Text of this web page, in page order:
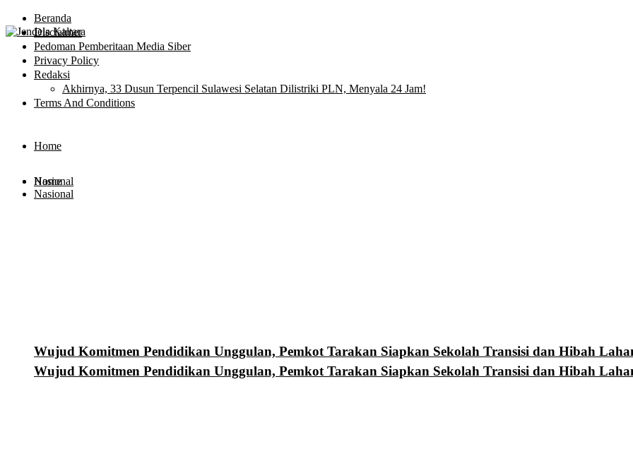
Beranda
Disclaimer
Pedoman Pemberitaan Media Siber
Privacy Policy
Redaksi
Akhirnya, 33 Dusun Terpencil Sulawesi Selatan Dilistriki PLN, Menyala 24 Jam!
Terms And Conditions
Home
Nasional
Wujud Komitmen Pendidikan Unggulan, Pemkot Tarakan Siapkan Sekolah Transisi dan Hibah
Home
Nasional
Wujud Komitmen Pendidikan Unggulan, Pemkot Tarakan Siapkan Sekolah Transisi dan Hibah